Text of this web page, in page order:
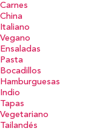
Carnes
China
Italiano
Vegano
Ensaladas
Pasta
Bocadillos
Hamburguesas
Indio
Tapas
Vegetariano
Tailandés